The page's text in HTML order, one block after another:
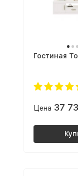
Гостиная
Цена 37